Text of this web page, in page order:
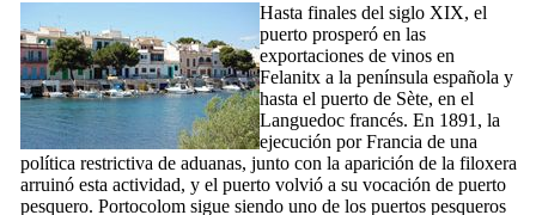
Hasta finales del siglo XIX, el
puerto prosperó en las
exportaciones de vinos en
Felanitx a la península española y
hasta el puerto de Sète, en el
Languedoc francés. En 1891, la
ejecución por Francia de una
política restrictiva de aduanas, junto con la aparición de la filoxera
arruinó esta actividad, y el puerto volvió a su vocación de puerto
pesquero. Portocolom sigue siendo uno de los puertos pesqueros